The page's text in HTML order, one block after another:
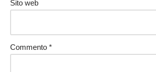
Sito web
Commento *